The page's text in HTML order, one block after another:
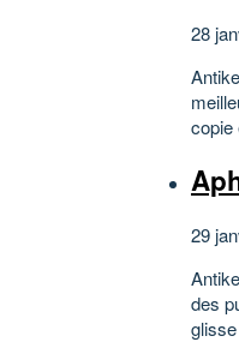
28
copie
29
des